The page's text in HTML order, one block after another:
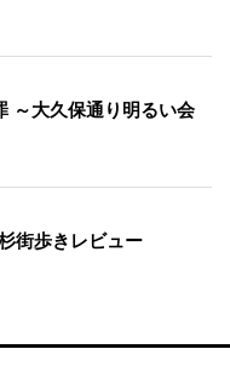
～大久保通り明るい会
街歩きレビュー